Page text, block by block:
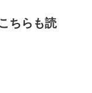
ちらも読